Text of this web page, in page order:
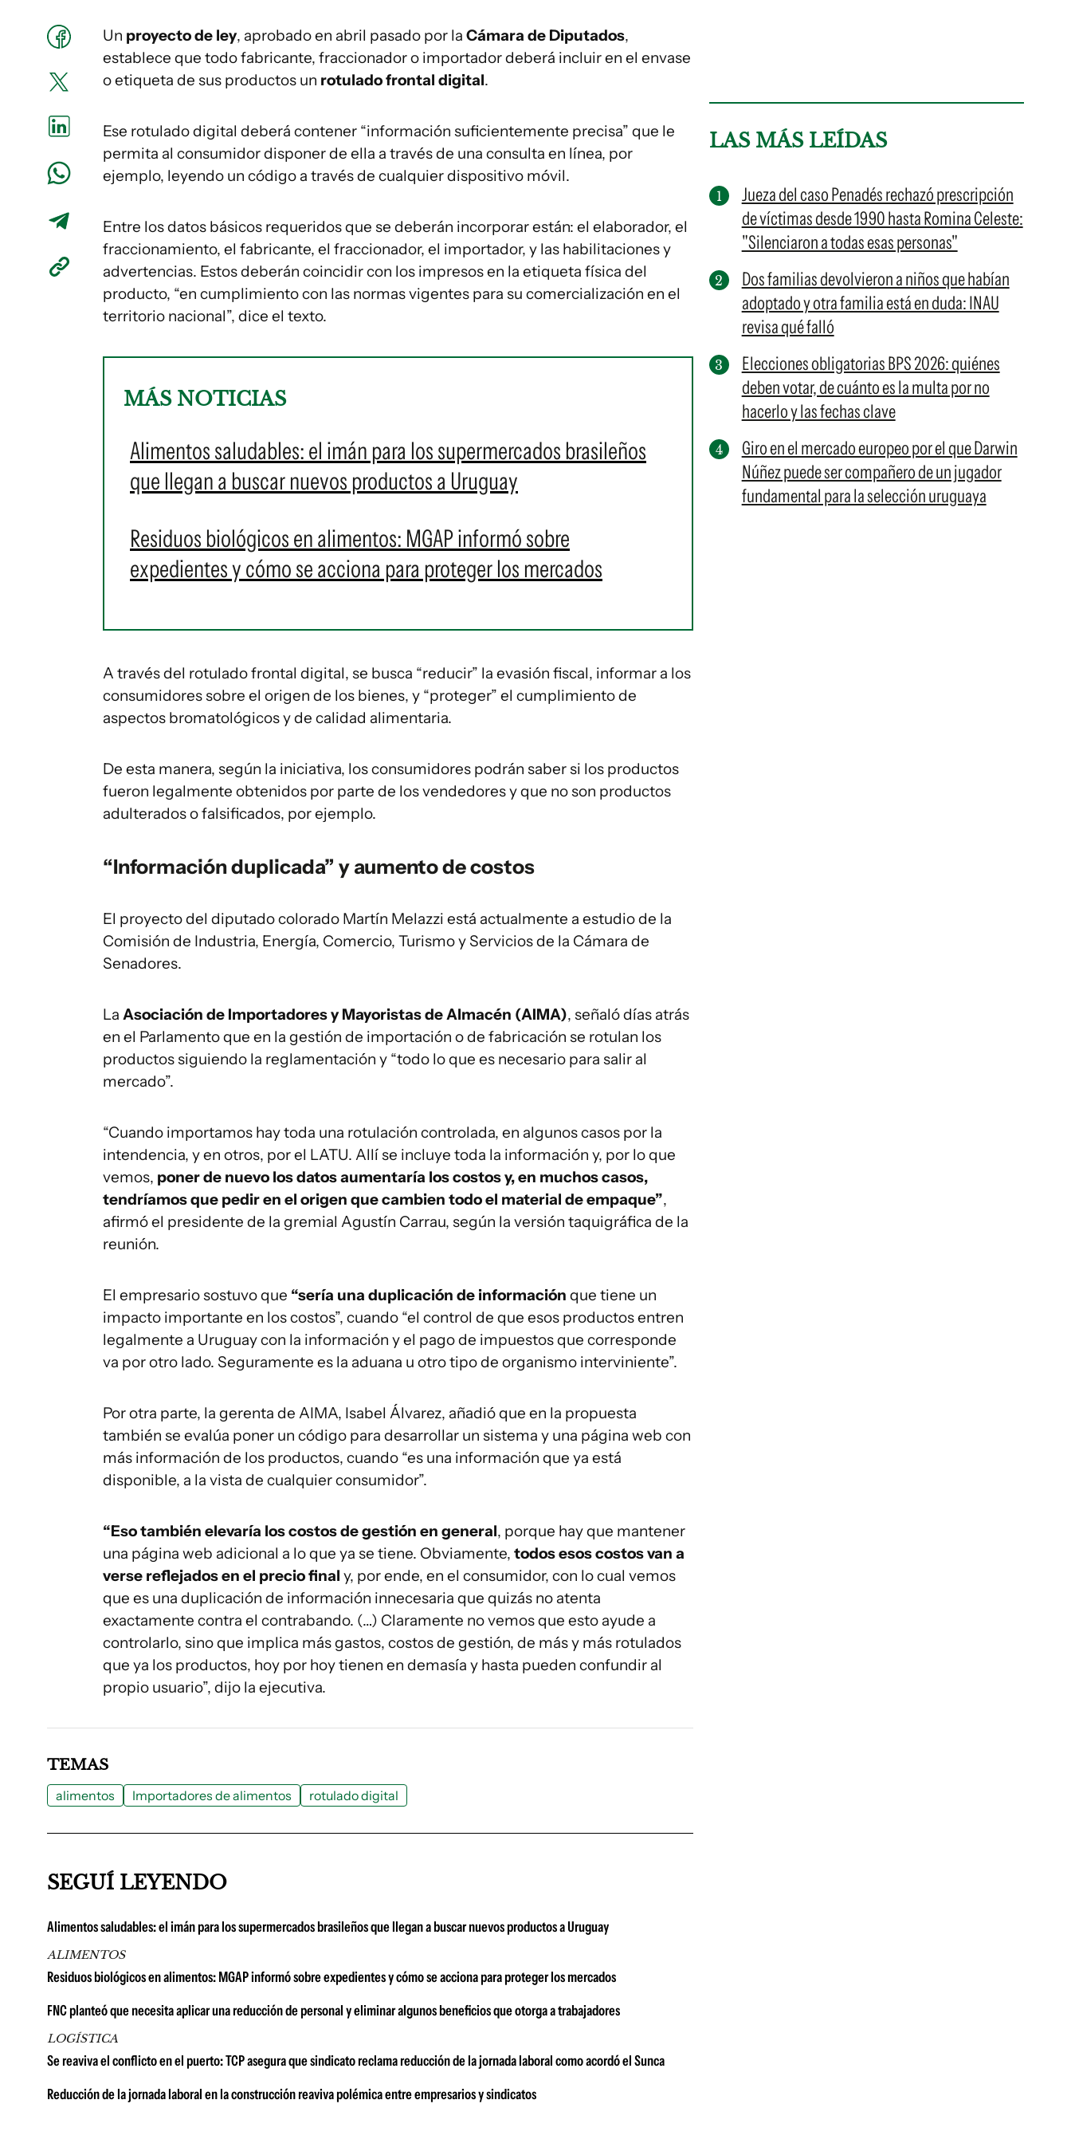
Un proyecto de ley, aprobado en abril pasado por la Cámara de Diputados,
establece que todo fabricante, fraccionador o importador deberá incluir en el envase
o etiqueta de sus productos un rotulado frontal digital.
Ese rotulado digital deberá contener “información suficientemente precisa” que le
permita al consumidor disponer de ella a través de una consulta en línea, por
ejemplo, leyendo un código a través de cualquier dispositivo móvil.
Entre los datos básicos requeridos que se deberán incorporar están: el elaborador, el
fraccionamiento, el fabricante, el fraccionador, el importador, y las habilitaciones y
advertencias. Estos deberán coincidir con los impresos en la etiqueta física del
producto, “en cumplimiento con las normas vigentes para su comercialización en el
territorio nacional”, dice el texto.
MÁS NOTICIAS
Alimentos saludables: el imán para los supermercados brasileños
que llegan a buscar nuevos productos a Uruguay
Residuos biológicos en alimentos: MGAP informó sobre
expedientes y cómo se acciona para proteger los mercados
A través del rotulado frontal digital, se busca “reducir” la evasión fiscal, informar a los
consumidores sobre el origen de los bienes, y “proteger” el cumplimiento de
aspectos bromatológicos y de calidad alimentaria.
De esta manera, según la iniciativa, los consumidores podrán saber si los productos
fueron legalmente obtenidos por parte de los vendedores y que no son productos
adulterados o falsificados, por ejemplo.
“Información duplicada” y aumento de costos
El proyecto del diputado colorado Martín Melazzi está actualmente a estudio de la
Comisión de Industria, Energía, Comercio, Turismo y Servicios de la Cámara de
Senadores.
La Asociación de Importadores y Mayoristas de Almacén (AIMA), señaló días atrás
en el Parlamento que en la gestión de importación o de fabricación se rotulan los
productos siguiendo la reglamentación y “todo lo que es necesario para salir al
mercado”.
“Cuando importamos hay toda una rotulación controlada, en algunos casos por la
intendencia, y en otros, por el LATU. Allí se incluye toda la información y, por lo que
vemos, poner de nuevo los datos aumentaría los costos y, en muchos casos,
tendríamos que pedir en el origen que cambien todo el material de empaque”,
afirmó el presidente de la gremial Agustín Carrau, según la versión taquigráfica de la
reunión.
El empresario sostuvo que “sería una duplicación de información que tiene un
impacto importante en los costos”, cuando “el control de que esos productos entren
legalmente a Uruguay con la información y el pago de impuestos que corresponde
va por otro lado. Seguramente es la aduana u otro tipo de organismo interviniente”.
Por otra parte, la gerenta de AIMA, Isabel Álvarez, añadió que en la propuesta
también se evalúa poner un código para desarrollar un sistema y una página web con
más información de los productos, cuando “es una información que ya está
disponible, a la vista de cualquier consumidor”.
“Eso también elevaría los costos de gestión en general, porque hay que mantener
una página web adicional a lo que ya se tiene. Obviamente, todos esos costos van a
verse reflejados en el precio final y, por ende, en el consumidor, con lo cual vemos
que es una duplicación de información innecesaria que quizás no atenta
exactamente contra el contrabando. (…) Claramente no vemos que esto ayude a
controlarlo, sino que implica más gastos, costos de gestión, de más y más rotulados
que ya los productos, hoy por hoy tienen en demasía y hasta pueden confundir al
propio usuario”, dijo la ejecutiva.
LAS MÁS LEÍDAS
Jueza del caso Penadés rechazó prescripción
de víctimas desde 1990 hasta Romina Celeste:
"Silenciaron a todas esas personas"
Dos familias devolvieron a niños que habían
adoptado y otra familia está en duda: INAU
revisa qué falló
Elecciones obligatorias BPS 2026: quiénes
deben votar, de cuánto es la multa por no
hacerlo y las fechas clave
Giro en el mercado europeo por el que Darwin
Núñez puede ser compañero de un jugador
fundamental para la selección uruguaya
TEMAS
alimentos Importadores de alimentos rotulado digital
SEGUÍ LEYENDO
Alimentos saludables: el imán para los supermercados brasileños que llegan a buscar nuevos productos a Uruguay
ALIMENTOS
Residuos biológicos en alimentos: MGAP informó sobre expedientes y cómo se acciona para proteger los mercados
FNC planteó que necesita aplicar una reducción de personal y eliminar algunos beneficios que otorga a trabajadores
LOGÍSTICA
Se reaviva el conflicto en el puerto: TCP asegura que sindicato reclama reducción de la jornada laboral como acordó el Sunca
Reducción de la jornada laboral en la construcción reaviva polémica entre empresarios y sindicatos